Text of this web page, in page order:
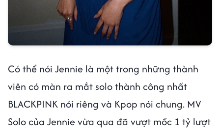
Có thể nói Jennie là một trong những thành
viên có màn ra mắt solo thành công nhất
BLACKPINK nói riêng và Kpop nói chung. MV
Solo của Jennie vừa qua đã vượt mốc 1 tỷ lượt